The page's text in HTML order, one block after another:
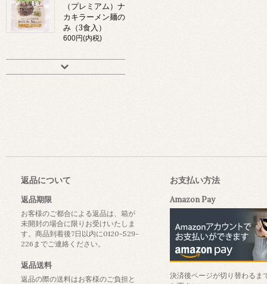
（プレミアム）ナ
カキラーメン麺の
み（3食入）
600円(内税)
返品について
返品期限
お客様のご都合による返品は、箱が
未開封の場合に限りお受けいたしま
す。商品到着後7日以内に0120-529-
226までご連絡ください。
返品送料
返品の際の送料はお客様のご負担と
お支払い方法
Amazon Pay
決済後ページが切り替わるま